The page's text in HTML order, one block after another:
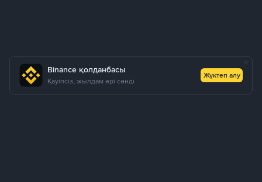
Binance қолданбасы
Қауіпсіз, жылдам әрі сәнді
Жүктеп алу